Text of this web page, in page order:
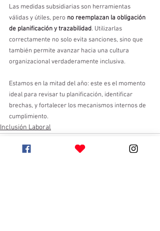
Las medidas subsidiarias son herramientas
válidas y útiles, pero no reemplazan la obligación
de planificación y trazabilidad. Utilizarlas
correctamente no solo evita sanciones, sino que
también permite avanzar hacia una cultura
organizacional verdaderamente inclusiva.
Estamos en la mitad del año: este es el momento
ideal para revisar tu planificación, identificar
brechas, y fortalecer los mecanismos internos de
cumplimiento.
Inclusión Laboral